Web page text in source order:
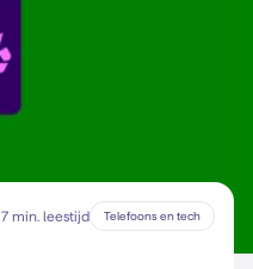
7 min. leestijd Telefoons en tech